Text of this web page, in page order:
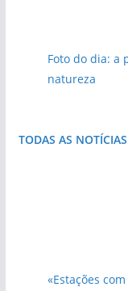
Foto do dia: a
natureza
TODAS AS
«Estações